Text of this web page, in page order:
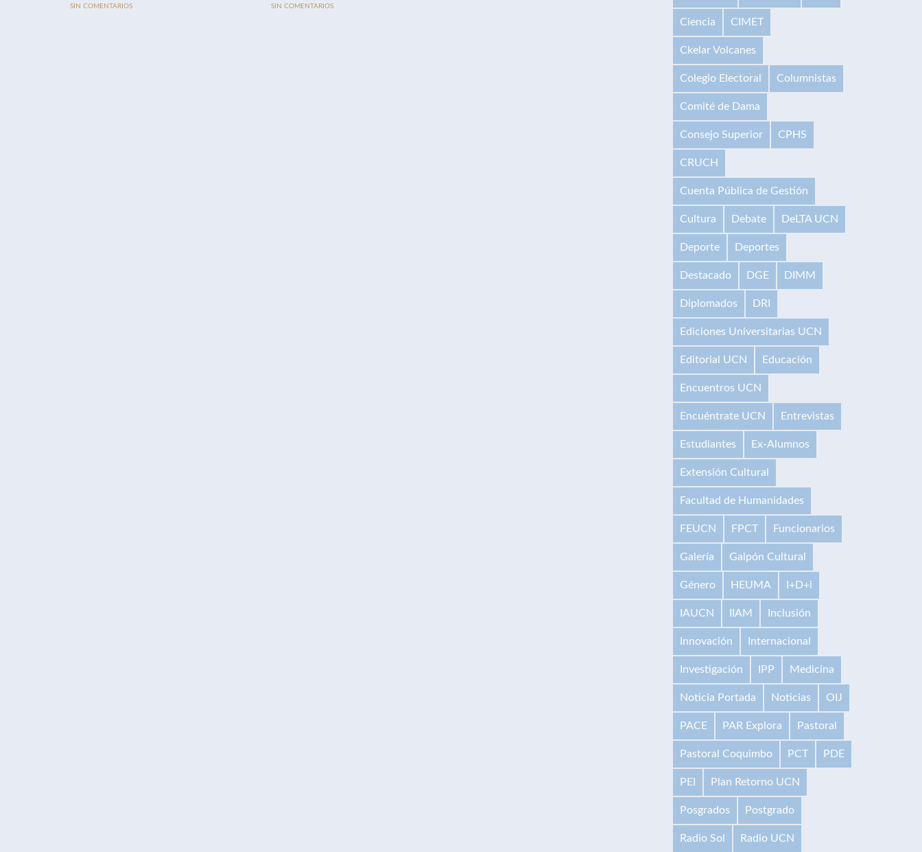
SIN COMENTARIOS SIN COMENTARIOS
Ciencia CIMET
Ckelar Volcanes
Colegio Electoral Columnistas
Comité de Dama
Consejo Superior CPHS
CRUCH
Cuenta Pública de Gestión
Cultura Debate DeLTA UCN
Deporte Deportes
Destacado DGE DIMM
Diplomados DRI
Ediciones Universitarias UCN
Editorial UCN Educación
Encuentros UCN
Encuéntrate UCN Entrevistas
Estudiantes Ex-Alumnos
Extensión Cultural
Facultad de Humanidades
FEUCN FPCT Funcionarios
Galería Galpón Cultural
Género HEUMA I+D+i
IAUCN IIAM Inclusión
Innovación Internacional
Investigación IPP Medicina
Noticia Portada Noticias OIJ
PACE PAR Explora Pastoral
Pastoral Coquimbo PCT PDE
PEI Plan Retorno UCN
Posgrados Postgrado
Radio Sol Radio UCN